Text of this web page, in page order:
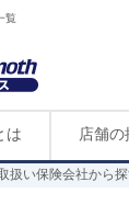
覧
は 店舗
扱い保険会社から